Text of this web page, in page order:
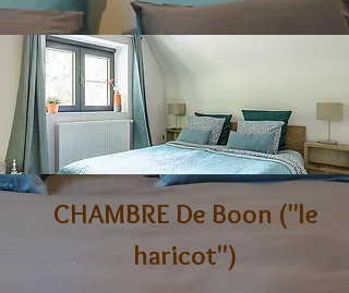
CHAMBRE De Boon ("le
haricot")